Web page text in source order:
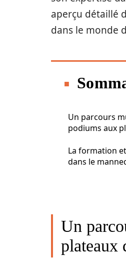
aperçu détaillé
dans le monde
Un parcours
podiums aux
La formation
dans le
Un
plateaux